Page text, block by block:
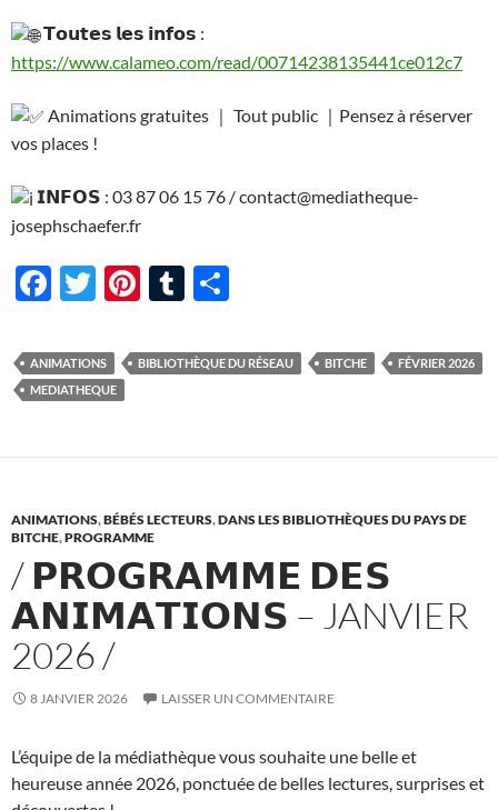
𝗧𝗼𝘂𝘁𝗲𝘀 𝗹𝗲𝘀 𝗶𝗻𝗳𝗼𝘀 :
https://www.calameo.com/read/00714238135441ce012c7
Animations gratuites ｜ Tout public ｜Pensez à réserver
vos places !
𝗜𝗡𝗙𝗢𝗦 : 03 87 06 15 76 / contact@mediatheque-
josephschaefer.fr
F
e
b
o
T
itt
er
Pi
er
T
m ta
ANIMATIONS BIBLIOTHÈQUE DU RÉSEAU BITCHE
FÉVRIER 2026
MEDIATHEQUE
ANIMATIONS,BÉBÉS LECTEURS,DANS LES BIBLIOTHÈQUES DU PAYS DE
BITCHE,PROGRAMME
/ 𝗣𝗥𝗢𝗚𝗥𝗔𝗠𝗠𝗘 𝗗𝗘𝗦
𝗔𝗡𝗜𝗠𝗔𝗧𝗜𝗢𝗡𝗦 – JANVIER
2026 /
8 JANVIER 2026 LAISSER UN COMMENTAIRE
L’équipe de la médiathèque vous souhaite une belle et
heureuse année 2026, ponctuée de belles lectures, surprises et